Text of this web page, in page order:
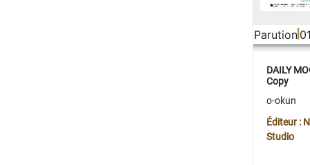
Parution
DAILY
Copy
o-okun
Éditeur :
Studio